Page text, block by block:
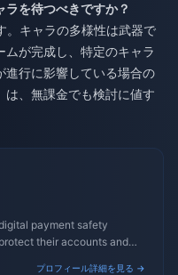
を待つべきですか？
。キャラの多様性は武器で
が完成し、特定のキャラ
進行に影響している場合の
、無課金でも検討に値す
payment safety
their accounts and
プロフィール詳細を見る →